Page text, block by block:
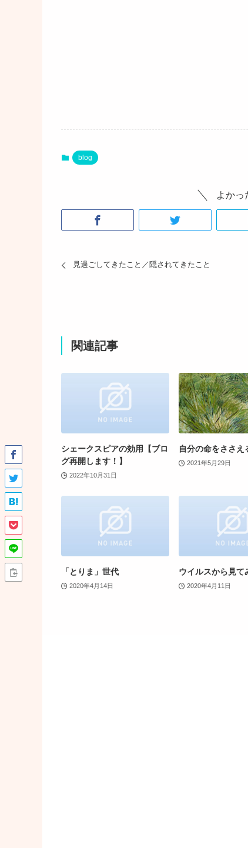
blog
よかっ
見過ごしてきたこと／隠されてきたこと
関連記事
シェークスピアの効用【ブロ
グ再開します！】
2022年10月31日
自分の命をささえ
2021年5月29日
「とりま」世代
2020年4月14日
ウイルスから見て
2020年4月11日